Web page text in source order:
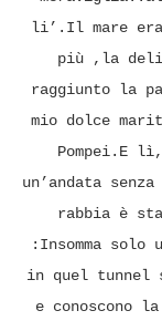
li’.Il mare era
più ,la
raggiunto la
mio dolce
Pompei.E
un’andata
rabbia è
:Insomma
in quel tunnel
e conoscono